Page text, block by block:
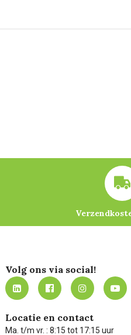
Volg ons via social!
Locatie en contact
Ma. t/m vr. : 8:15 tot 17:15 uur